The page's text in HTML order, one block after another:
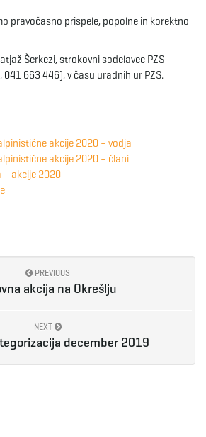
pravočasno prispele, popolne in korektno
Šerkezi, strokovni sodelavec PZS
663 446), v času uradnih ur PZS.
akcije 2020 – vodja
akcije 2020 – člani
– akcije 2020
PREVIOUS
akcija na Okrešlju
NEXT
december 2019